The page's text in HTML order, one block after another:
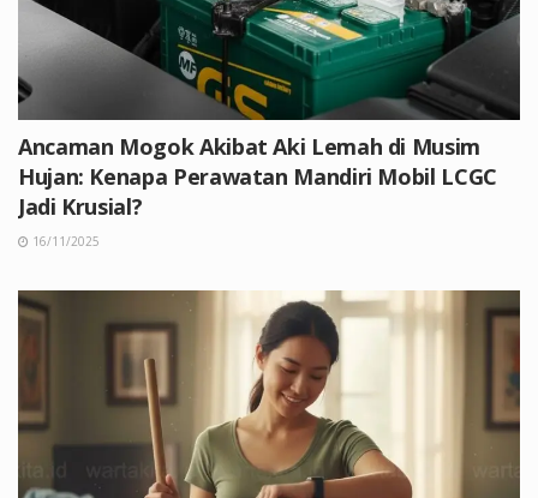
Ancaman Mogok Akibat Aki Lemah di Musim
Hujan: Kenapa Perawatan Mandiri Mobil LCGC
Jadi Krusial?
16/11/2025